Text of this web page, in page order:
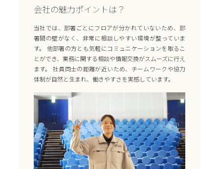
会社の魅力ポイントは？
当社では、部署ごとにフロアが分かれていないため、部
署間の壁がなく、非常に相談しやすい環境が整っていま
す。 他部署の方とも気軽にコミュニケーションを取るこ
とができ、業務に関する相談や情報交換がスムーズに行え
ます。 社員同士の距離が近いため、チームワークや協力
体制が自然と生まれ、働きやすさを実感しています。